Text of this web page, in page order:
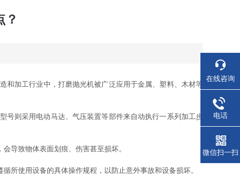
？
加工行业中，打磨抛光机被广泛应用于金属、塑料、木材等
则采用电动马达、气压装置等部件来自动执行一系列加工步
导致物体表面划痕、伤害甚至损坏。
使用设备的具体操作规程，以防止意外事故和设备损坏。
在线咨询
电话
微信扫一扫